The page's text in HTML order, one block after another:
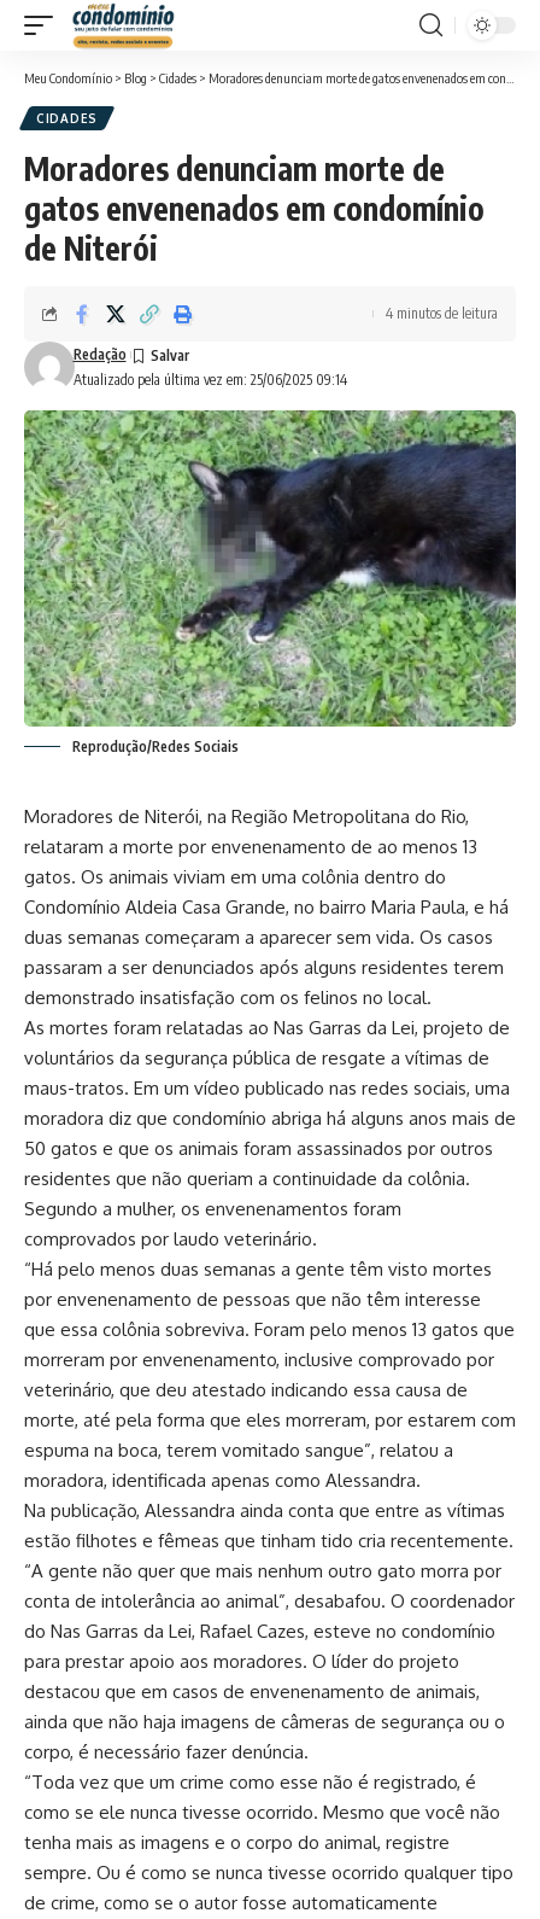
Meu Condomínio > Blog > Cidades > Moradores denunciam morte de gatos envenenados em condomínio de Niterói
CIDADES
Moradores denunciam morte de
gatos envenenados em condomínio
de Niterói
Atualizado pela última vez em: 25/06/2025 09:14
Redação
4 minutos de leitura
Reprodução/Redes Sociais
Moradores de Niterói, na Região Metropolitana do Rio,
relataram a morte por envenenamento de ao menos 13
gatos. Os animais viviam em uma colônia dentro do
Condomínio Aldeia Casa Grande, no bairro Maria Paula, e há
duas semanas começaram a aparecer sem vida. Os casos
passaram a ser denunciados após alguns residentes terem
demonstrado insatisfação com os felinos no local.
As mortes foram relatadas ao Nas Garras da Lei, projeto de
voluntários da segurança pública de resgate a vítimas de
maus-tratos. Em um vídeo publicado nas redes sociais, uma
moradora diz que condomínio abriga há alguns anos mais de
50 gatos e que os animais foram assassinados por outros
residentes que não queriam a continuidade da colônia.
Segundo a mulher, os envenenamentos foram
comprovados por laudo veterinário.
“Há pelo menos duas semanas a gente têm visto mortes
por envenenamento de pessoas que não têm interesse
que essa colônia sobreviva. Foram pelo menos 13 gatos que
morreram por envenenamento, inclusive comprovado por
veterinário, que deu atestado indicando essa causa de
morte, até pela forma que eles morreram, por estarem com
espuma na boca, terem vomitado sangue”, relatou a
moradora, identificada apenas como Alessandra.
Na publicação, Alessandra ainda conta que entre as vítimas
estão filhotes e fêmeas que tinham tido cria recentemente.
“A gente não quer que mais nenhum outro gato morra por
conta de intolerância ao animal”, desabafou. O coordenador
do Nas Garras da Lei, Rafael Cazes, esteve no condomínio
para prestar apoio aos moradores. O líder do projeto
destacou que em casos de envenenamento de animais,
ainda que não haja imagens de câmeras de segurança ou o
corpo, é necessário fazer denúncia.
“Toda vez que um crime como esse não é registrado, é
como se ele nunca tivesse ocorrido. Mesmo que você não
tenha mais as imagens e o corpo do animal, registre
sempre. Ou é como se nunca tivesse ocorrido qualquer tipo
de crime, como se o autor fosse automaticamente